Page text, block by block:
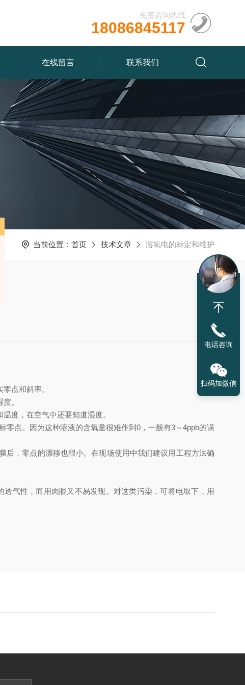
免费咨询热线
18086845117
在线留言 联系我们
当前位置： 首页 技术文章 溶氧电的标定和维护
点和斜率。
。
度，在空气中还要知道湿度。
零点。因为这种溶液的含氧量很难作到0，一般有3～4ppb的误
后，零点的漂移也很小。在现场使用中我们建议用工程方法确
气性，而用肉眼又不易发现。对这类污染，可将电取下，用
电话咨询
扫码加微信